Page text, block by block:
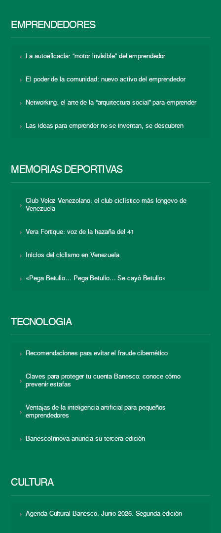
EMPRENDEDORES
La autoeficacia: “motor invisible” del emprendedor
El poder de la comunidad: nuevo activo del emprendedor
Networking: el arte de la “arquitectura social” para emprender
Las ideas para emprender no se inventan, se descubren
MEMORIAS DEPORTIVAS
Club Veloz Venezolano: el club ciclístico más longevo de
Venezuela
Vera Fortique: voz de la hazaña del 41
Inicios del ciclismo en Venezuela
«Pega Betulio… Pega Betulio… Se cayó Betulio»
TECNOLOGÍA
Recomendaciones para evitar el fraude cibernético
Claves para proteger tu cuenta Banesco: conoce cómo
prevenir estafas
Ventajas de la inteligencia artificial para pequeños
emprendedores
BanescoInnova anuncia su tercera edición
CULTURA
Agenda Cultural Banesco. Junio 2026. Segunda edición